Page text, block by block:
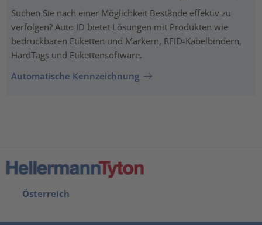
Suchen Sie nach einer Möglichkeit Bestände effektiv zu
verfolgen? Auto ID bietet Lösungen mit Produkten wie
bedruckbaren Etiketten und Markern, RFID-Kabelbindern,
HardTags und Etikettensoftware.
Automatische Kennzeichnung
Österreich